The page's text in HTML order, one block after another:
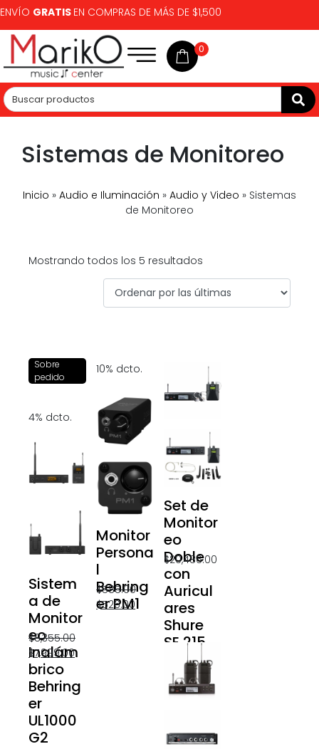
ENVÍO GRATIS EN COMPRAS DE MÁS DE $1,500
0
Sistemas de Monitoreo
Inicio » Audio e Iluminación » Audio y Video » Sistemas
de Monitoreo
Mostrando todos los 5 resultados
Sobre
pedido
4% dcto.
Sistem
a de
Monitor
eo
Inalám
brico
Behring
er
UL1000
G2
$8,355.00
$7,999.00
10% dcto.
Monitor
Persona
l
Behring
er PM1
$585.00
$526.00
Set de
Monitor
eo
Doble
con
Auricul
ares
Shure
SE 215
P3TRA21
5CL
$20,486.00